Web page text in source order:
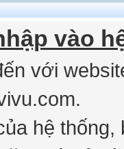
vào
với
hệ